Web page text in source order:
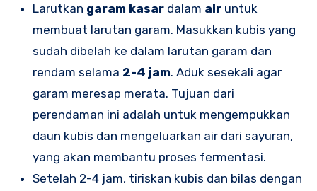
Larutkan garam kasardalam airuntuk
membuat larutan garam. Masukkan kubis yang
sudah dibelah ke dalam larutan garam dan
rendam selama 2-4 jam. Aduk sesekali agar
garam meresap merata. Tujuan dari
perendaman ini adalah untuk mengempukkan
daun kubis dan mengeluarkan air dari sayuran,
yang akan membantu proses fermentasi.
Setelah 2-4 jam, tiriskan kubis dan bilas dengan